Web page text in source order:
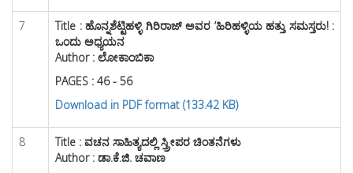
7 Title : ಹೊನ್ನಶೆಟ್ಟಿಹಳ್ಳಿ ಗಿರಿರಾಜ್ ಅವರ ‘ಹಿರಿಹಳ್ಳಿಯ ಹತ್ತು ಸಮಸ್ತರು! :
ಒಂದು ಅಧ್ಯಯನ
Author : ಲೋಕಾಂಬಿಕಾ
PAGES : 46 - 56
Download in PDF format (133.42 KB)
8 Title : ವಚನ ಸಾಹಿತ್ಯದಲ್ಲಿ ಸ್ತ್ರೀಪರ ಚಿಂತನೆಗಳು
Author : ಡಾ.ಕೆ.ಜಿ. ಚವಾಣ